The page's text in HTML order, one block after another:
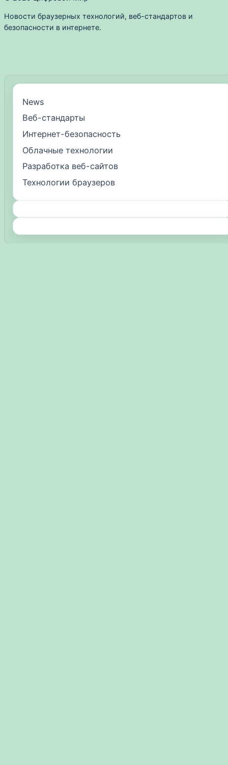
Новости браузерных технологий, веб-стандартов и
безопасности в интернете.
News
Веб-стандарты
Интернет-безопасность
Облачные технологии
Разработка веб-сайтов
Технологии браузеров